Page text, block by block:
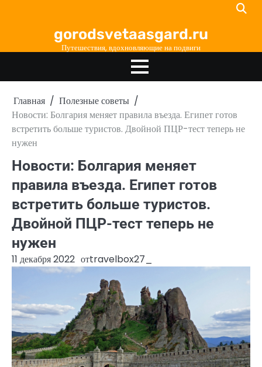
gorodsvetaasgard.ru
Путешествия, вдохновляющие на подвиги
Главная
Полезные советы
Новости: Болгария меняет правила въезда. Египет готов
встретить больше туристов. Двойной ПЦР-тест теперь не
нужен
Новости: Болгария меняет
правила въезда. Египет готов
встретить больше туристов.
Двойной ПЦР-тест теперь не
нужен
11 декабря 2022 отtravelbox27_